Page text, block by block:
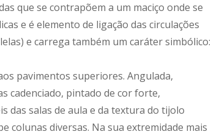
que se contrapõem a um maciço onde se
e é elemento de ligação das circulações
e carrega também um caráter simbólico:
pavimentos superiores. Angulada,
cadenciado, pintado de cor forte,
das salas de aula e da textura do tijolo
colunas diversas. Na sua extremidade mais